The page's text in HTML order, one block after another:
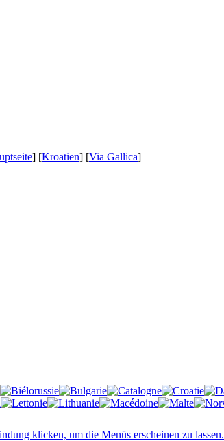
] [Kroatien] [Via Gallica]
klicken, um die Menüs erscheinen zu lassen.